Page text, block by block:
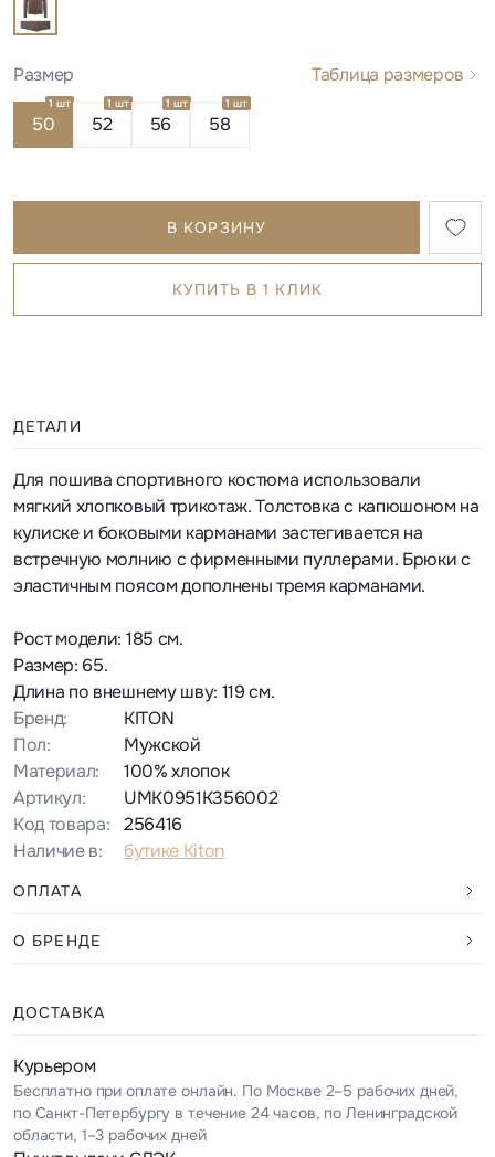
Размер Таблица размеров
50
1 шт
52
1 шт
56
1 шт
58
1 шт
В КОРЗИНУ
КУПИТЬ В 1 КЛИК
ДЕТАЛИ
Для пошива спортивного костюма использовали
мягкий хлопковый трикотаж. Толстовка с капюшоном на
кулиске и боковыми карманами застегивается на
встречную молнию с фирменными пуллерами. Брюки с
эластичным поясом дополнены тремя карманами.
Рост модели: 185 см.
Размер: 65.
Длина по внешнему шву: 119 см.
Бренд:
KITON
Пол:
Мужской
Материал:
100% хлопок
Артикул:
UMK0951K356002
Код товара:
256416
Наличие в:
бутике Kiton
ОПЛАТА
О БРЕНДЕ
ДОСТАВКА
Курьером
Бесплатно при оплате онлайн. По Москве 2–5 рабочих дней,
по Санкт-Петербургу в течение 24 часов, по Ленинградской
области, 1–3 рабочих дней